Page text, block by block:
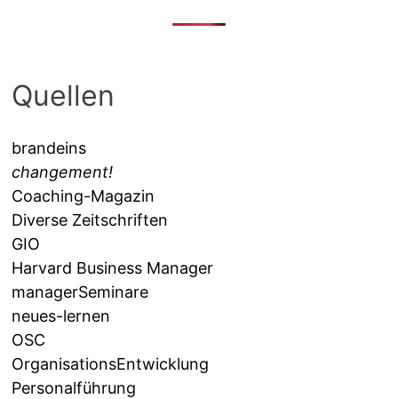
Quellen
brandeins
changement!
Coaching-Magazin
Diverse Zeitschriften
GIO
Harvard Business Manager
managerSeminare
neues-lernen
OSC
OrganisationsEntwicklung
Personalführung